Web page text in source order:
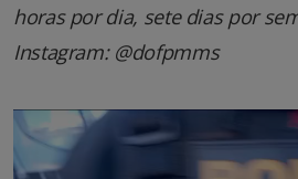
horas por dia, sete dias por
Instagram: @dofpmms